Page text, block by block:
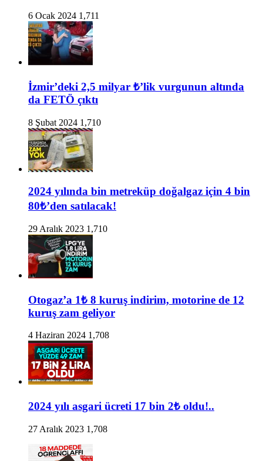
6 Ocak 2024 1,711
İzmir’deki 2,5 milyar ₺’lik vurgunun altında
da FETÖ çıktı
8 Şubat 2024 1,710
2024 yılında bin metreküp doğalgaz için 4 bin
80₺’den satılacak!
29 Aralık 2023 1,710
Otogaz’a 1₺ 8 kuruş indirim, motorine de 12
kuruş zam geliyor
4 Haziran 2024 1,708
2024 yılı asgari ücreti 17 bin 2₺ oldu!..
27 Aralık 2023 1,708